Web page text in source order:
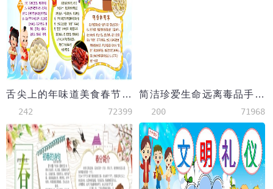
舌尖上的年味道美食春节word小报
242 72399
简洁珍爱生命远离毒品手抄报模板
200 71968